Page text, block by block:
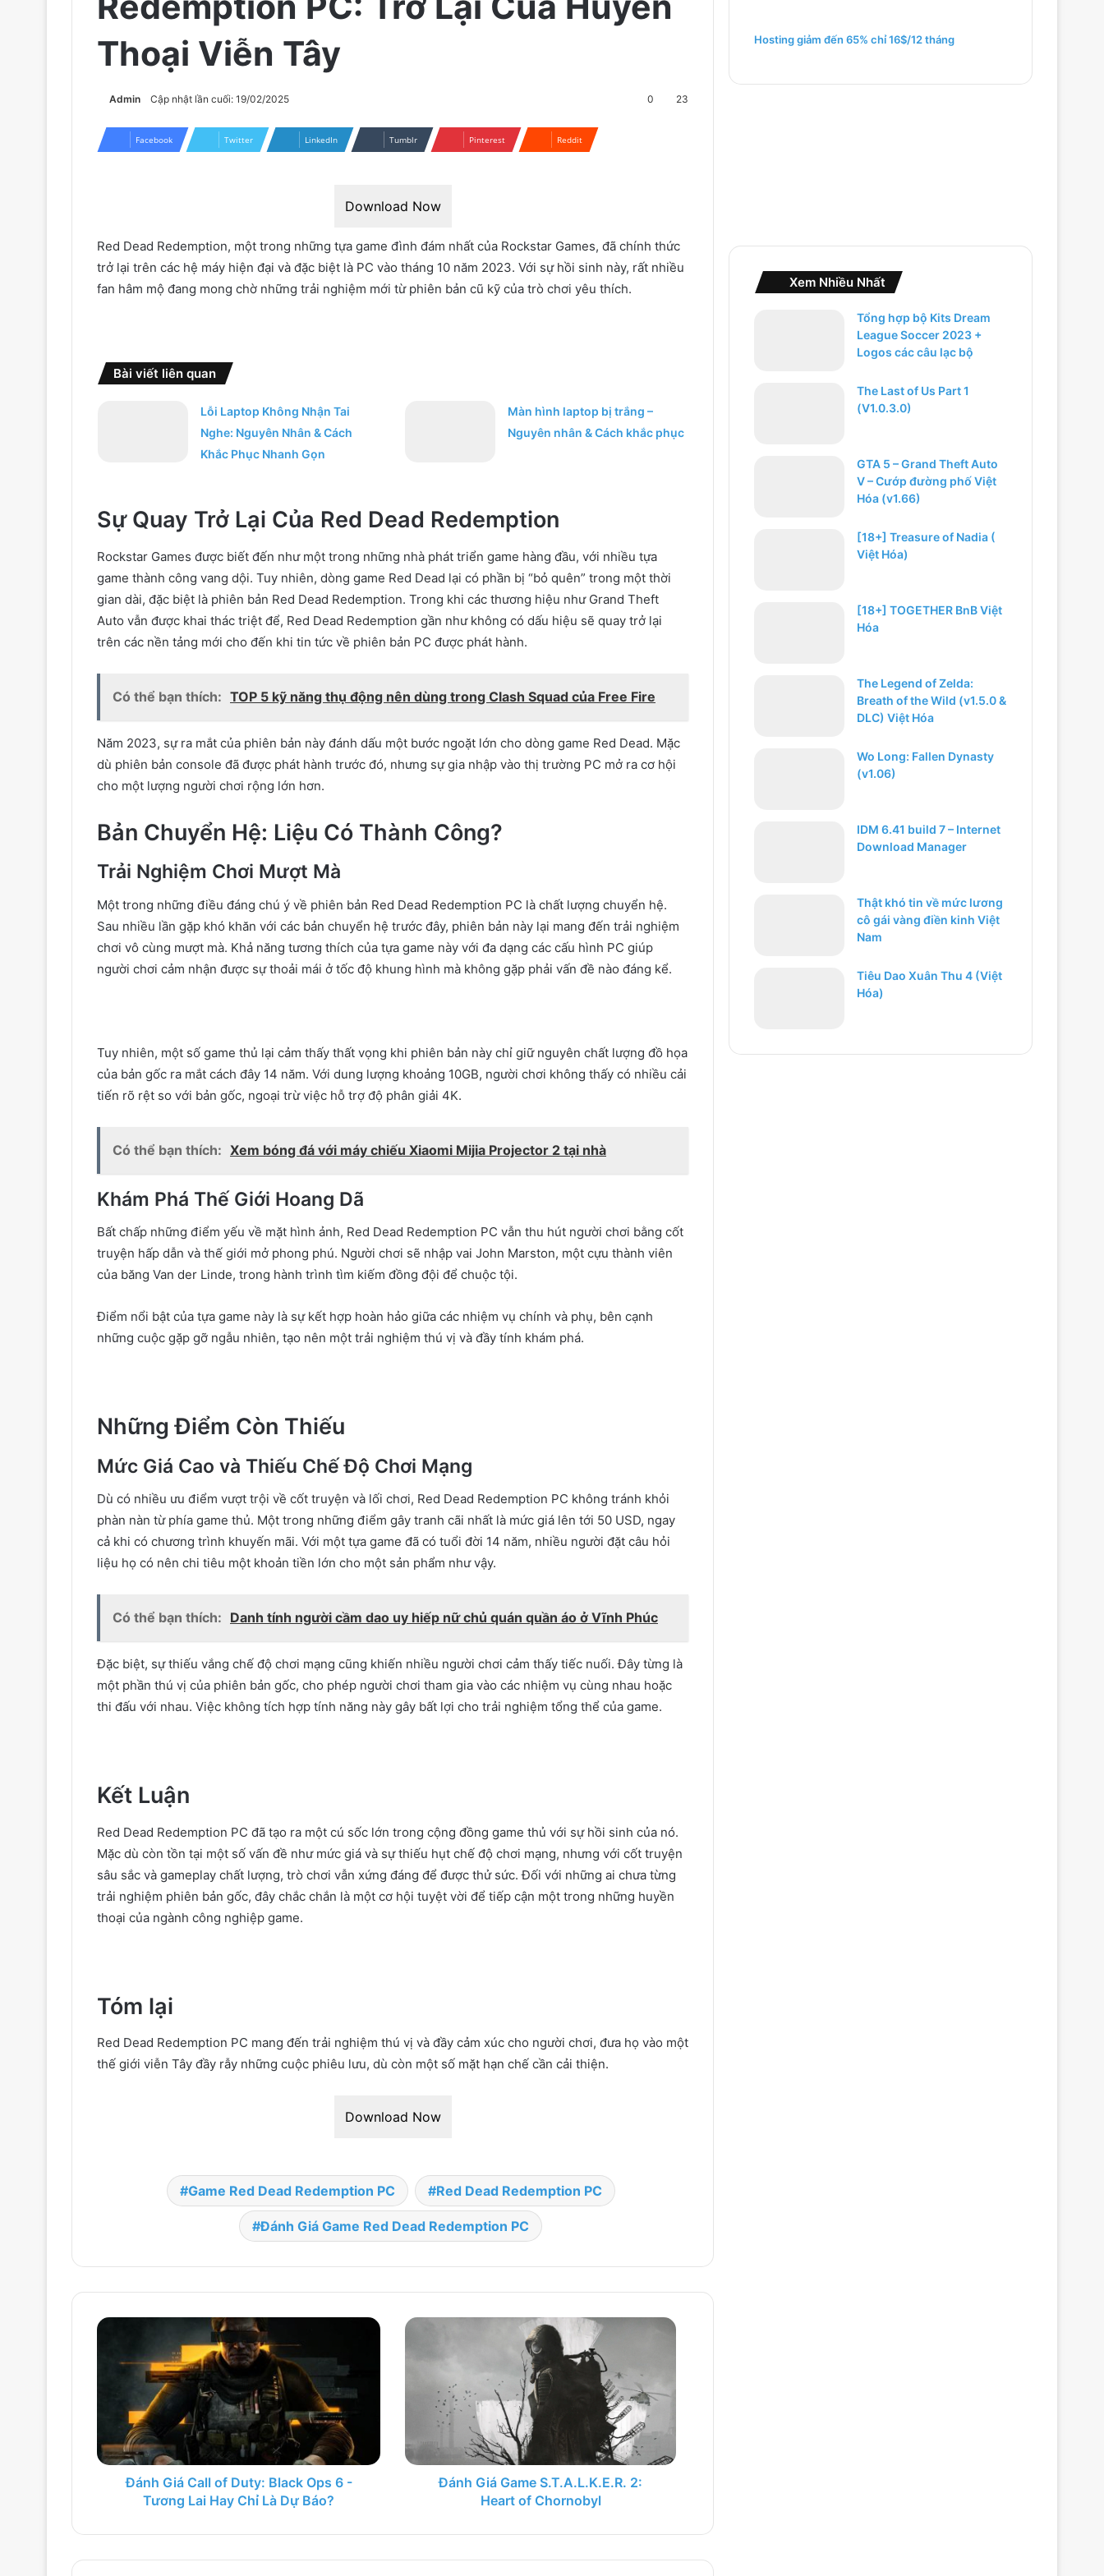
Thoại Viễn Tây
Admin Cập nhật lần cuối: 19/02/2025 0 23
Facebook Twitter LinkedIn Tumblr Pinterest Reddit
Download Now
Red Dead Redemption, một trong những tựa game đình đám nhất của Rockstar Games, đã chính thức
trở lại trên các hệ máy hiện đại và đặc biệt là PC vào tháng 10 năm 2023. Với sự hồi sinh này, rất nhiều
fan hâm mộ đang mong chờ những trải nghiệm mới từ phiên bản cũ kỹ của trò chơi yêu thích.
Bài viết liên quan
Lỗi Laptop Không Nhận Tai
Nghe: Nguyên Nhân & Cách
Khắc Phục Nhanh Gọn
Màn hình laptop bị trắng –
Nguyên nhân & Cách khắc phục
Sự Quay Trở Lại Của Red Dead Redemption
Rockstar Games được biết đến như một trong những nhà phát triển game hàng đầu, với nhiều tựa
game thành công vang dội. Tuy nhiên, dòng game Red Dead lại có phần bị “bỏ quên” trong một thời
gian dài, đặc biệt là phiên bản Red Dead Redemption. Trong khi các thương hiệu như Grand Theft
Auto vẫn được khai thác triệt để, Red Dead Redemption gần như không có dấu hiệu sẽ quay trở lại
trên các nền tảng mới cho đến khi tin tức về phiên bản PC được phát hành.
Có thể bạn thích: TOP 5 kỹ năng thụ động nên dùng trong Clash Squad của Free Fire
Năm 2023, sự ra mắt của phiên bản này đánh dấu một bước ngoặt lớn cho dòng game Red Dead. Mặc
dù phiên bản console đã được phát hành trước đó, nhưng sự gia nhập vào thị trường PC mở ra cơ hội
cho một lượng người chơi rộng lớn hơn.
Bản Chuyển Hệ: Liệu Có Thành Công?
Trải Nghiệm Chơi Mượt Mà
Một trong những điều đáng chú ý về phiên bản Red Dead Redemption PC là chất lượng chuyển hệ.
Sau nhiều lần gặp khó khăn với các bản chuyển hệ trước đây, phiên bản này lại mang đến trải nghiệm
chơi vô cùng mượt mà. Khả năng tương thích của tựa game này với đa dạng các cấu hình PC giúp
người chơi cảm nhận được sự thoải mái ở tốc độ khung hình mà không gặp phải vấn đề nào đáng kể.
Tuy nhiên, một số game thủ lại cảm thấy thất vọng khi phiên bản này chỉ giữ nguyên chất lượng đồ họa
của bản gốc ra mắt cách đây 14 năm. Với dung lượng khoảng 10GB, người chơi không thấy có nhiều cải
tiến rõ rệt so với bản gốc, ngoại trừ việc hỗ trợ độ phân giải 4K.
Có thể bạn thích: Xem bóng đá với máy chiếu Xiaomi Mijia Projector 2 tại nhà
Khám Phá Thế Giới Hoang Dã
Bất chấp những điểm yếu về mặt hình ảnh, Red Dead Redemption PC vẫn thu hút người chơi bằng cốt
truyện hấp dẫn và thế giới mở phong phú. Người chơi sẽ nhập vai John Marston, một cựu thành viên
của băng Van der Linde, trong hành trình tìm kiếm đồng đội để chuộc tội.
Điểm nổi bật của tựa game này là sự kết hợp hoàn hảo giữa các nhiệm vụ chính và phụ, bên cạnh
những cuộc gặp gỡ ngẫu nhiên, tạo nên một trải nghiệm thú vị và đầy tính khám phá.
Những Điểm Còn Thiếu
Mức Giá Cao và Thiếu Chế Độ Chơi Mạng
Dù có nhiều ưu điểm vượt trội về cốt truyện và lối chơi, Red Dead Redemption PC không tránh khỏi
phàn nàn từ phía game thủ. Một trong những điểm gây tranh cãi nhất là mức giá lên tới 50 USD, ngay
cả khi có chương trình khuyến mãi. Với một tựa game đã có tuổi đời 14 năm, nhiều người đặt câu hỏi
liệu họ có nên chi tiêu một khoản tiền lớn cho một sản phẩm như vậy.
Có thể bạn thích: Danh tính người cầm dao uy hiếp nữ chủ quán quần áo ở Vĩnh Phúc
Đặc biệt, sự thiếu vắng chế độ chơi mạng cũng khiến nhiều người chơi cảm thấy tiếc nuối. Đây từng là
một phần thú vị của phiên bản gốc, cho phép người chơi tham gia vào các nhiệm vụ cùng nhau hoặc
thi đấu với nhau. Việc không tích hợp tính năng này gây bất lợi cho trải nghiệm tổng thể của game.
Kết Luận
Red Dead Redemption PC đã tạo ra một cú sốc lớn trong cộng đồng game thủ với sự hồi sinh của nó.
Mặc dù còn tồn tại một số vấn đề như mức giá và sự thiếu hụt chế độ chơi mạng, nhưng với cốt truyện
sâu sắc và gameplay chất lượng, trò chơi vẫn xứng đáng để được thử sức. Đối với những ai chưa từng
trải nghiệm phiên bản gốc, đây chắc chắn là một cơ hội tuyệt vời để tiếp cận một trong những huyền
thoại của ngành công nghiệp game.
Tóm lại
Red Dead Redemption PC mang đến trải nghiệm thú vị và đầy cảm xúc cho người chơi, đưa họ vào một
thế giới viễn Tây đầy rẫy những cuộc phiêu lưu, dù còn một số mặt hạn chế cần cải thiện.
Download Now
Game Red Dead Redemption PC Red Dead Redemption PC
Đánh Giá Game Red Dead Redemption PC
Đánh Giá Call of Duty: Black Ops 6 -
Tương Lai Hay Chỉ Là Dự Báo?
Đánh Giá Game S.T.A.L.K.E.R. 2:
Heart of Chornobyl
h
Hosting giảm đến 65% chỉ 16$/12 tháng
Xem Nhiều Nhất
Tổng hợp bộ Kits Dream
League Soccer 2023 +
Logos các câu lạc bộ
The Last of Us Part 1
(V1.0.3.0)
GTA 5 – Grand Theft Auto
V – Cướp đường phố Việt
Hóa (v1.66)
[18+] Treasure of Nadia (
Việt Hóa)
[18+] TOGETHER BnB Việt
Hóa
The Legend of Zelda:
Breath of the Wild (v1.5.0 &
DLC) Việt Hóa
Wo Long: Fallen Dynasty
(v1.06)
IDM 6.41 build 7 – Internet
Download Manager
Thật khó tin về mức lương
cô gái vàng điền kinh Việt
Nam
Tiêu Dao Xuân Thu 4 (Việt
Hóa)